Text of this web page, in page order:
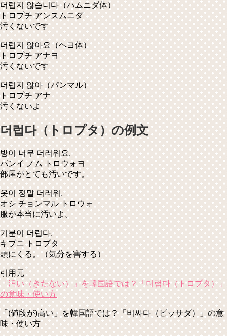
더럽지 않습니다（ハムニダ体）
トロプチ アンスムニダ
汚くないです
더럽지 않아요（ヘヨ体）
トロプチ アナヨ
汚くないです
더럽지 않아（パンマル）
トロプチ アナ
汚くないよ
더럽다（トロプタ）の例文
방이 너무 더러워요.
パンイ ノム トロウォヨ
部屋がとても汚いです。
옷이 정말 더러워.
オシ チョンマル トロウォ
服が本当に汚いよ。
기분이 더럽다.
キブニ トロプタ
頭にくる。（気分を害する）
引用元
「汚い（きたない）」を韓国語では？「더럽다（トロプタ）」
の意味・使い方
「(値段が)高い」を韓国語では？「비싸다（ピッサダ）」の意
味・使い方